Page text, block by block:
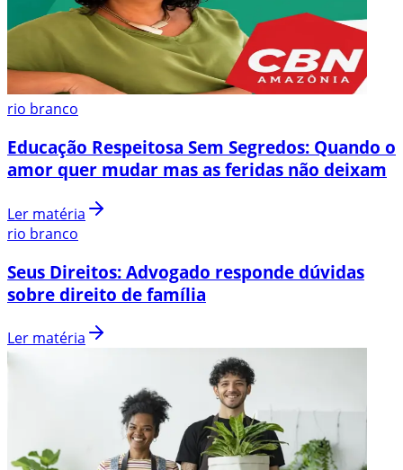
rio branco
Educação Respeitosa Sem Segredos: Quando o
amor quer mudar mas as feridas não deixam
Ler matéria
rio branco
Seus Direitos: Advogado responde dúvidas
sobre direito de família
Ler matéria